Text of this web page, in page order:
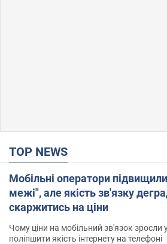
TOP NEWS
Мобільні оператори
межі", але якість зв'язку
скаржитись на ціни
Чому ціни на мобільний зв'язок зросли у
поліпшити якість інтернету на телефоні